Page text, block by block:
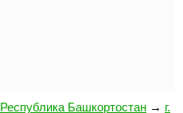
Республика Башкортостан → г.